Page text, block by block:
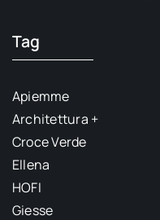
Tag
Apiemme
Architettura +
Croce Verde
Ellena
HOFI
Giesse